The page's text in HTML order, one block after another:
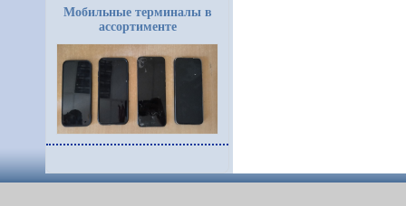
Мобильные терминалы в
ассортименте